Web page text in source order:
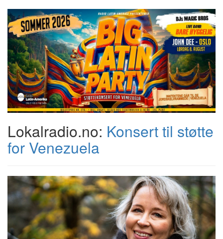
Lokalradio.no: Konsert til støtte
for Venezuela